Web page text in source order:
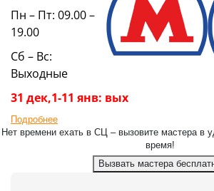
Пн – Пт: 09.00 –
19.00
Сб – Вс:
Выходные
31 дек,1-11 янв: вых
Подробнее
Нет времени ехать в СЦ – вызовите мастера в
время!
Вызвать мастера